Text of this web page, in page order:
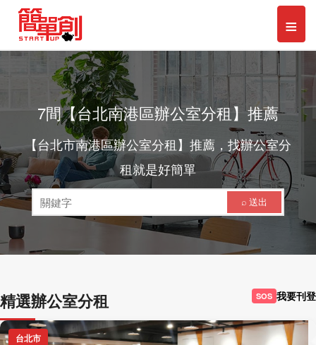
≡
7間【台北南港區辦公室分租】推薦
【台北市南港區辦公室分租】推薦，找辦公室分
租就是好簡單
⌕ 送出
精選辦公室分租 SOS 我要刊登
台北市